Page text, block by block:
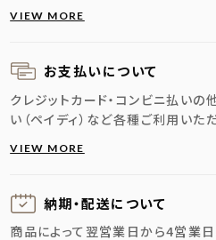
VIEW MORE
お支払いについて
クレジットカード・コンビニ払いの
い（ペイディ）など各種ご利用いた
VIEW MORE
納期・配送に ついて
商品によって翌営業日から4営業日